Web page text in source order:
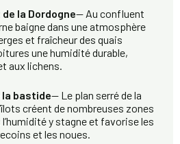
de la Dordogne— Au confluent
baigne dans une atmosphère
et fraîcheur des quais
une humidité durable,
aux lichens.
la bastide— Le plan serré de la
créent de nombreuses zones
l’humidité y stagne et favorise les
et les noues.